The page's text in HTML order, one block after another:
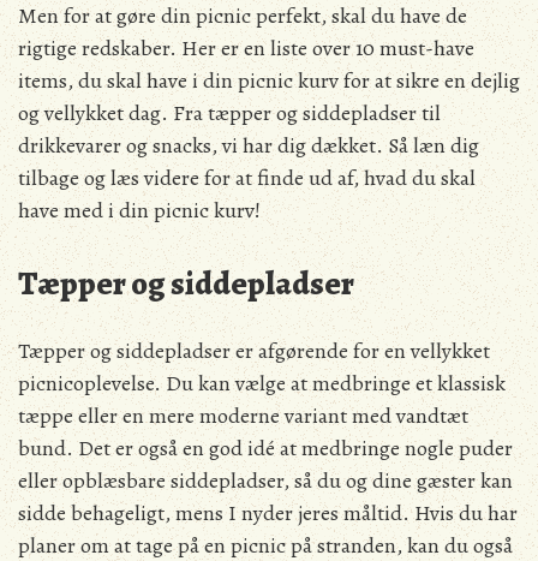
Men for at gøre din picnic perfekt, skal du have de
rigtige redskaber. Her er en liste over 10 must-have
items, du skal have i din picnic kurv for at sikre en dejlig
og vellykket dag. Fra tæpper og siddepladser til
drikkevarer og snacks, vi har dig dækket. Så læn dig
tilbage og læs videre for at finde ud af, hvad du skal
have med i din picnic kurv!
Tæpper og siddepladser
Tæpper og siddepladser er afgørende for en vellykket
picnicoplevelse. Du kan vælge at medbringe et klassisk
tæppe eller en mere moderne variant med vandtæt
bund. Det er også en god idé at medbringe nogle puder
eller opblæsbare siddepladser, så du og dine gæster kan
sidde behageligt, mens I nyder jeres måltid. Hvis du har
planer om at tage på en picnic på stranden, kan du også